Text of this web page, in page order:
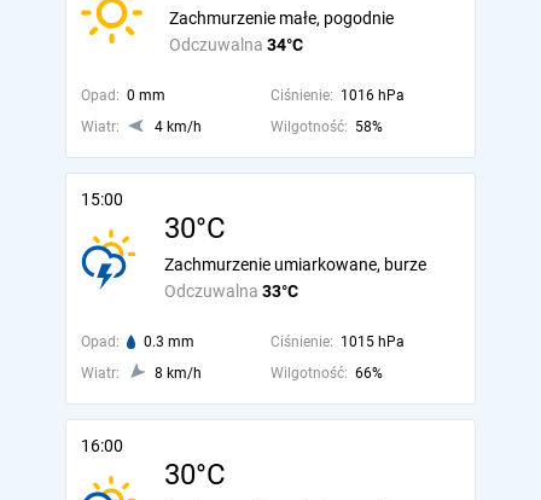
Odczuwalna 34°C
Zachmurzenie małe, pogodnie
Opad: 0 mm Ciśnienie: 1016 hPa
Wiatr:
4 km/h Wilgotność: 58%
15:00
30°C
Odczuwalna 33°C
Zachmurzenie umiarkowane, burze
Opad: 0.3 mm Ciśnienie: 1015 hPa
Wiatr:
8 km/h Wilgotność: 66%
16:00
30°C